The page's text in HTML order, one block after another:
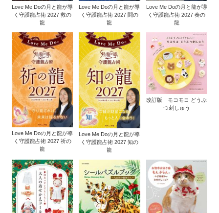
Love Me Doの月と龍が導
く守護龍占術 2027 救の
龍
Love Me Doの月と龍が導
く守護龍占術 2027 闘の
龍
Love Me Doの月と龍が導
く守護龍占術 2027 奏の
龍
Love Me Doの月と龍が導
く守護龍占術 2027 祈の
龍
Love Me Doの月と龍が導
く守護龍占術 2027 知の
龍
改訂版 モコモコ どうぶ
つ刺しゅう